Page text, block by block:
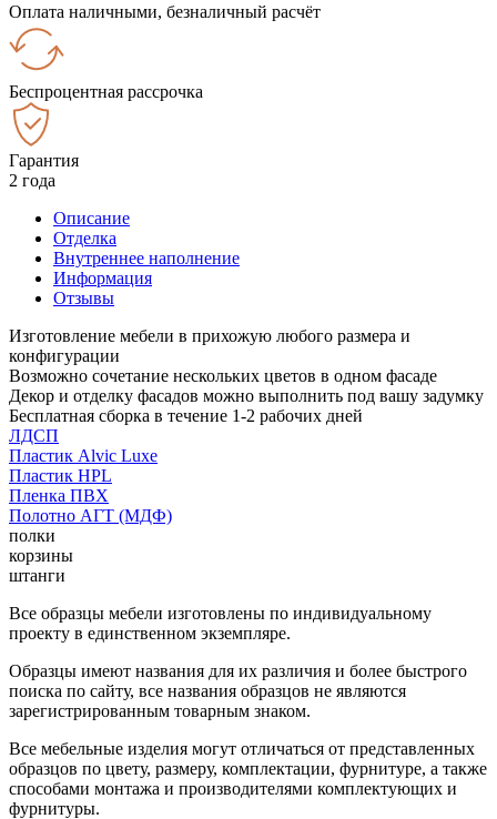
Оплата наличными, безналичный расчёт
Беспроцентная рассрочка
Гарантия
2 года
Описание
Отделка
Внутреннее наполнение
Информация
Отзывы
Изготовление мебели в прихожую любого размера и
конфигурации
Возможно сочетание нескольких цветов в одном фасаде
Декор и отделку фасадов можно выполнить под вашу задумку
Бесплатная сборка в течение 1-2 рабочих дней
ЛДСП
Пластик Alvic Luxe
Пластик HPL
Пленка ПВХ
Полотно АГТ (МДФ)
полки
корзины
штанги
Все образцы мебели изготовлены по индивидуальному
проекту в единственном экземпляре.
Образцы имеют названия для их различия и более быстрого
поиска по сайту, все названия образцов не являются
зарегистрированным товарным знаком.
Все мебельные изделия могут отличаться от представленных
образцов по цвету, размеру, комплектации, фурнитуре, а также
способами монтажа и производителями комплектующих и
фурнитуры.